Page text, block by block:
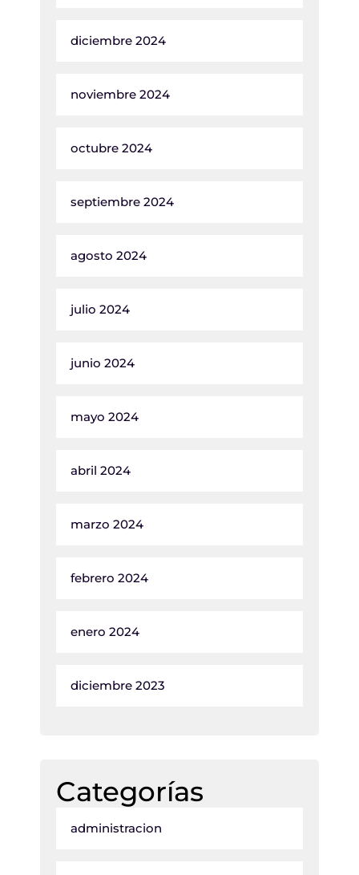
diciembre 2024
noviembre 2024
octubre 2024
septiembre 2024
agosto 2024
julio 2024
junio 2024
mayo 2024
abril 2024
marzo 2024
febrero 2024
enero 2024
diciembre 2023
Categorías
administracion